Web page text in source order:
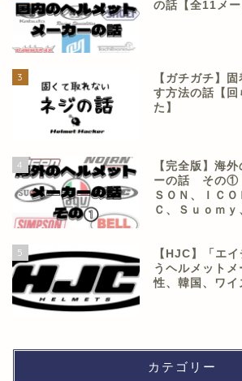
の話【全11メー
3
【ガチガチ】
す方法の話【
た】
4
【完全版】海
ーの話 その①
ＳＯＮ、ＩＣ
Ｃ、Ｓｕｏｍｙ
5
【HJC】「エ
うヘルメット
性、韓国、ワイ
カテゴリー